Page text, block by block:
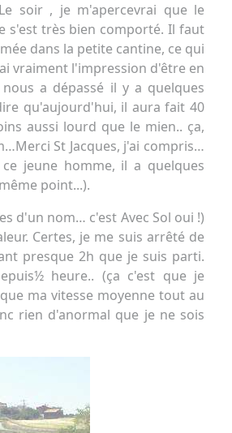
soir , je m'apercevrai que le
s'est très bien comporté. Il faut
dans la petite cantine, ce qui
vraiment l'impression d'être en
a dépassé il y a quelques
qu'aujourd'hui, il aura fait 40
aussi lourd que le mien.. ça,
St Jacques, j'ai compris…
jeune homme, il a quelques
point...).
d'un nom… c'est Avec Sol oui !)
Certes, je me suis arrêté de
presque 2h que je suis parti.
heure.. (ça c'est que je
ma vitesse moyenne tout au
rien d'anormal que je ne sois